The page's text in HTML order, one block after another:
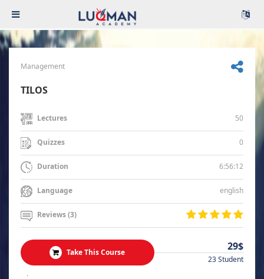
Management
TILOS
Lectures 50
Quizzes 0
Duration 6:56:12
Language english
Reviews (3)
Take This Course 29$
23 Student
.